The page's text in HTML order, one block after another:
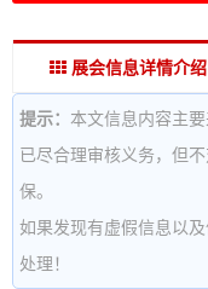
展会信息详情介绍
提示： 本文信息内容主
已尽合理审核义务，但
保。
如果发现有虚假信息以
处理！